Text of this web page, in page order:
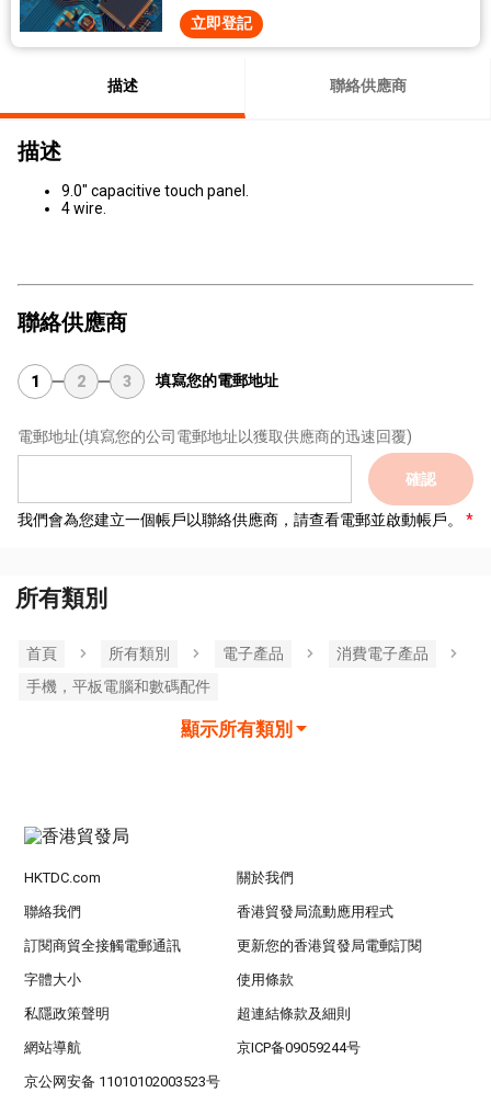
立即登記
描述 聯絡供應商
描述
9.0" capacitive touch panel.
4 wire.
聯絡供應商
1 2 3 填寫您的電郵地址
電郵地址(填寫您的公司電郵地址以獲取供應商的迅速回覆)
確認
我們會為您建立一個帳戶以聯絡供應商，請查看電郵並啟動帳戶。
所有類別
首頁 所有類別 電子產品
消費電子產品
手機，平板電腦和數碼配件
顯示所有類別
HKTDC.com 關於我們
聯絡我們 香港貿發局流動應用程式
訂閱商貿全接觸電郵通訊 更新您的香港貿發局電郵訂閱
字體大小 使用條款
私隱政策聲明 超連結條款及細則
網站導航 京ICP备09059244号
京公网安备 11010102003523号